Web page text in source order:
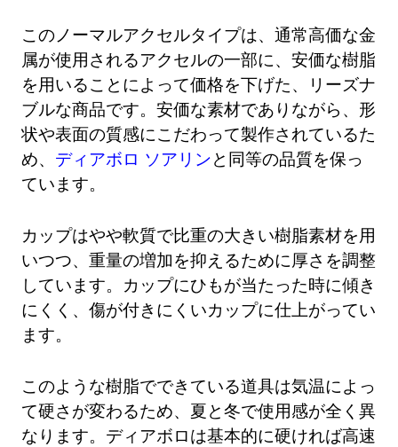
このノーマルアクセルタイプは、通常高価な金
属が使用されるアクセルの一部に、安価な樹脂
を用いることによって価格を下げた、リーズナ
ブルな商品です。安価な素材でありながら、形
状や表面の質感にこだわって製作されているた
め、 ディアボロ ソアリンと同等の品質を保っ
ています。
カップはやや軟質で比重の大きい樹脂素材を用
いつつ、重量の増加を抑えるために厚さを調整
しています。カップにひもが当たった時に傾き
にくく、傷が付きにくいカップに仕上がってい
ます。
このような樹脂でできている道具は気温によっ
て硬さが変わるため、夏と冬で使用感が全く異
なります。ディアボロは基本的に硬ければ高速